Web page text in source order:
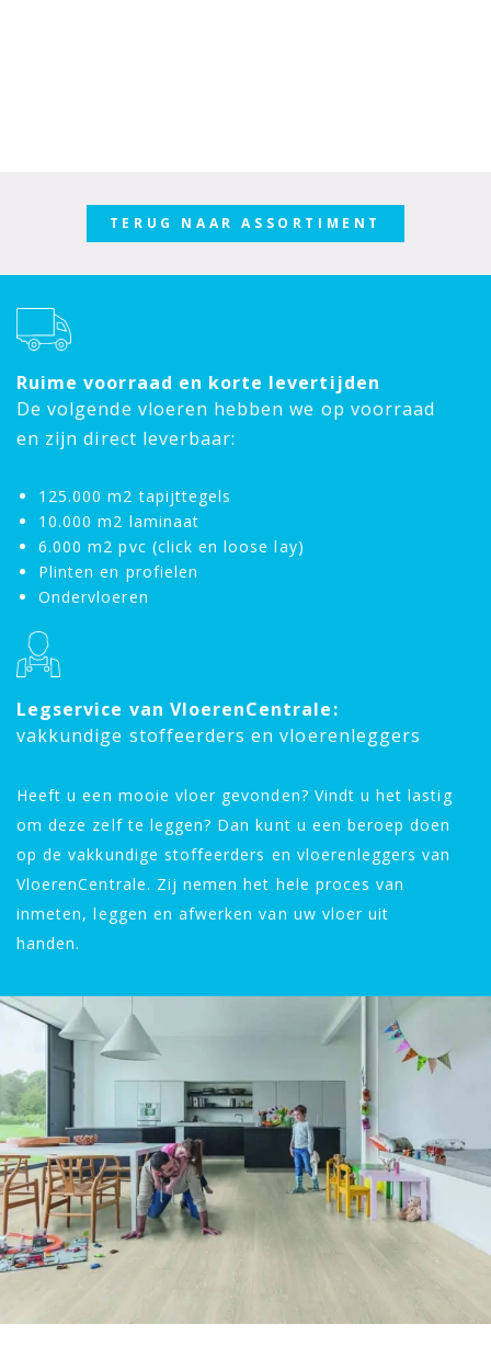
TERUG NAAR ASSORTIMENT
Ruime voorraad en korte levertijden
De volgende vloeren hebben we op voorraad
en zijn direct leverbaar:
125.000 m2 tapijttegels
10.000 m2 laminaat
6.000 m2 pvc (click en loose lay)
Plinten en profielen
Ondervloeren
Legservice van VloerenCentrale:
vakkundige stoffeerders en vloerenleggers
Heeft u een mooie vloer gevonden? Vindt u het lastig
om deze zelf te leggen? Dan kunt u een beroep doen
op de vakkundige stoffeerders en vloerenleggers van
VloerenCentrale. Zij nemen het hele proces van
inmeten, leggen en afwerken van uw vloer uit
handen.